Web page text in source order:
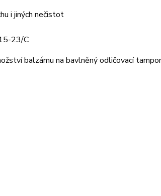
i jiných nečistot
23/C
balzámu na bavlněný odličovací